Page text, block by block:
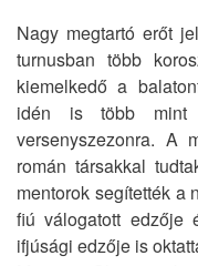
Nagy megtartó erőt
turnusban több
kiemelkedő a
idén is több
versenyszezonra. A
román társakkal
mentorok segítették a
fiú válogatott edzője
ifjúsági edzője is